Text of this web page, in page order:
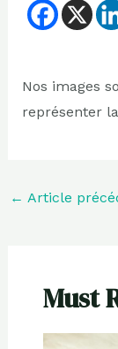
Nos images
représenter
← Article
Must